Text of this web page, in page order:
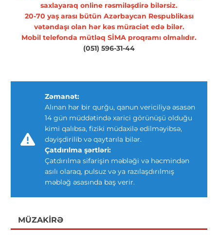
saxlayaraq online rəsmiləşdirə bilərsiz.
20-70 yaş arası bütün Azərbaycan Respublikası
vətəndaşı olan hər kəs müraciət edə bilər.
Mobil telefonda mütləq SİMA proqramı olmalıdır.
(051) 596-31-44
Zəmanət:
Alınan hər bir qurğu, qanun vericiliyə əsasən
14 gün müddətində xarici görünüşü olduğu
kimi qalıbsa, fiziki müdaxilə edilməyibsə,
dəyişdirilib və qaytarıla bilər.
Çatdırılma şərtləri:
Çatdırılma sifarişin məbləği və həcmindən
asılı olaraq, pulsuz və ya razılaşdırılmış
məbləğ əsasında baş verir.
MÜZAKIRƏ